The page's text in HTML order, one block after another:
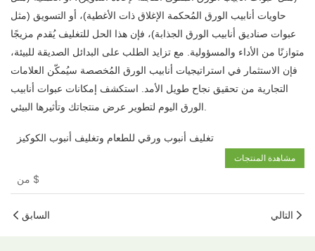
حاويات أنابيب الورق المُحكمة الإغلاق ذات الأغطية)، أو التسويق (مثل
عبوات صناديق أنابيب الورق الجذابة)، فإن هذا الحل للتغليف يُقدم مزيجًا
متوازنًا من الأداء والمسؤولية. مع تزايد الطلب على البدائل الصديقة للبيئة،
فإن الاستثمار في استراتيجيات أنابيب الورق المُخصصة سيُمكّن العلامات
التجارية من تحقيق نجاح طويل الأمد. استكشف إمكانات عبوات أنابيب
الورق اليوم لتطوير عرض منتجاتك وتأثيرها البيئي.
تغليف أنبوب ورقي للطعام وتغليف أنبوب الكوكيز
$
مشاهدة المنتجات
السابق التالي